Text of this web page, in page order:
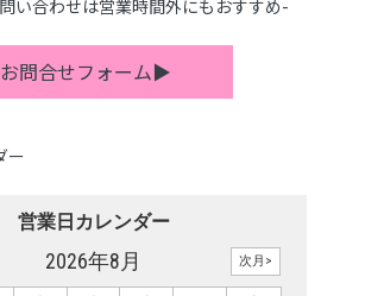
い合わせは営業時間外にもおすすめ-
お問合せフォーム▶
ー